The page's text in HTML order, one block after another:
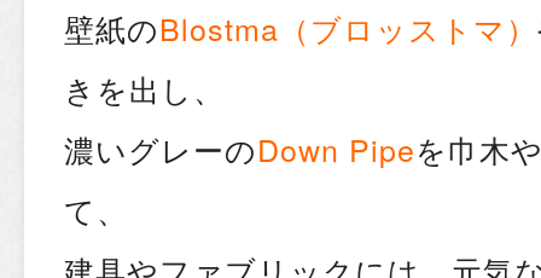
壁紙のBlostma（ブロッストマ）
きを出し、
濃いグレーのDown Pipeを巾木
て、